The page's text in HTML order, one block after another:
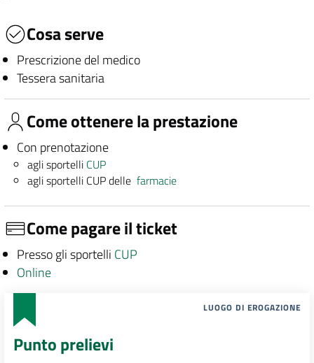
Cosa serve
Prescrizione del medico
Tessera sanitaria
Come ottenere la prestazione
Con prenotazione
agli sportelli CUP
agli sportelli CUP dellefarmacie
Come pagare il ticket
Presso gli sportelli CUP
Online
LUOGO DI EROGAZIONE
Punto prelievi